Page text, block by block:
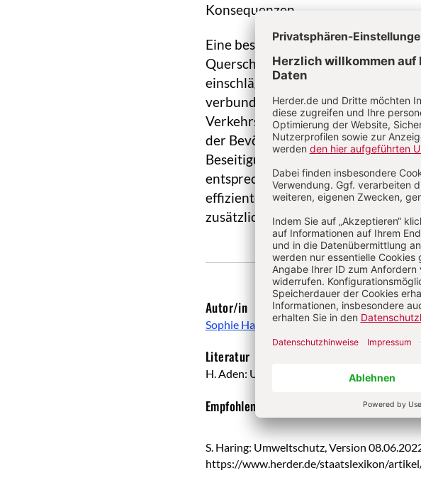
Konsequenzen.
Eine bes. Herausforderung des
Querschnittsbereich
einschlägige Maßnahmen neben
verbundenenAgrarpolitik(
Verkehrsplanung (Verkehr), der
der Bevölkerung. Auch sind
Beseitigung und Vermeidung ein
entsprechenden Abkommen und
effiziente und effektive Umsetzung
zusätzlich erschwert.
Autor/in
Sophie Haring
Literatur
H. Aden: Umweltpolitik, 2012 • M. Böcher/
Empfohlene Zitierweise
S. Haring: Umweltschutz, Version
https://www.herder.de/staatslexikon/